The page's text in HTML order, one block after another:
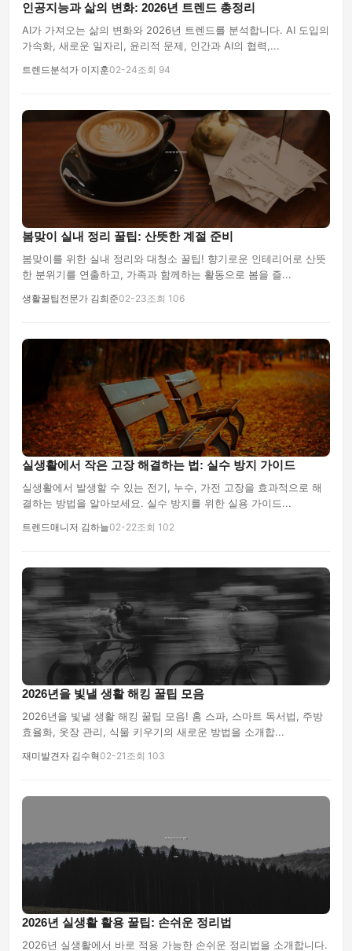
인공지능과 삶의 변화: 2026년 트렌드 총정리
AI가 가져오는 삶의 변화와 2026년 트렌드를 분석합니다. AI 도입의
가속화, 새로운 일자리, 윤리적 문제, 인간과 AI의 협력,...
트렌드분석가 이지훈02-24조회 94
봄맞이 실내 정리 꿀팁: 산뜻한 계절 준비
봄맞이를 위한 실내 정리와 대청소 꿀팁! 향기로운 인테리어로 산뜻
한 분위기를 연출하고, 가족과 함께하는 활동으로 봄을 즐...
생활꿀팁전문가 김희준02-23조회 106
실생활에서 작은 고장 해결하는 법: 실수 방지 가이드
실생활에서 발생할 수 있는 전기, 누수, 가전 고장을 효과적으로 해
결하는 방법을 알아보세요. 실수 방지를 위한 실용 가이드...
트렌드매니저 김하늘02-22조회 102
2026년을 빛낼 생활 해킹 꿀팁 모음
2026년을 빛낼 생활 해킹 꿀팁 모음! 홈 스파, 스마트 독서법, 주방
효율화, 옷장 관리, 식물 키우기의 새로운 방법을 소개합...
재미발견자 김수혁02-21 조회 103
2026년 실생활 활용 꿀팁: 손쉬운 정리법
2026년 실생활에서 바로 적용 가능한 손쉬운 정리법을 소개합니다.